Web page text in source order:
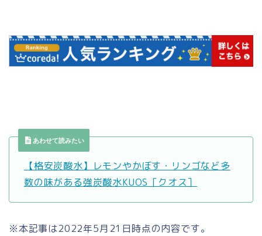
あわせて読みたい
【格安炭酸水】レモンやかぼす・リンゴなど多
数の味がある強炭酸水KUOS［クオス］
※本記事は2022年5月21日時点の内容です。